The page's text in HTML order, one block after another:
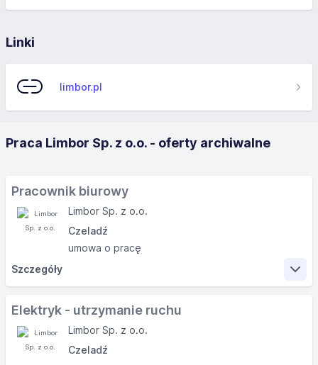
Linki
limbor.pl
Praca Limbor Sp. z o.o. - oferty archiwalne
Pracownik biurowy
Limbor Sp. z o.o.
Czeladź
umowa o pracę
Szczegóły
Zakres obowiązków
Utrzymywanie dobrych relacji z klientami oraz
Elektryk - utrzymanie ruchu
Limbor Sp. z o.o.
Czeladź